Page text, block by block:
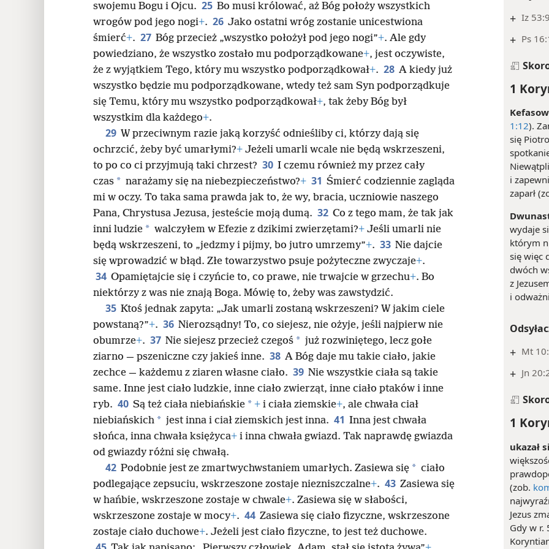
+ Iz
+ Ps
1
1:12).
się
i
zaparł
wydaje
którym
się więc
dwóch
z
i
+ Mt
+ Jn
1
ukazał
(zob.
Jezus
Gdy w r.
swojemu Bogu i Ojcu. 25 Bo musi królować, aż Bóg położy wszystkich
wrogów pod jego nogi+. 26 Jako ostatni wróg zostanie unicestwiona
śmierć+. 27 Bóg przecież „wszystko położył pod jego nogi”+. Ale gdy
powiedziano, że wszystko zostało mu podporządkowane+, jest oczywiste,
że z wyjątkiem Tego, który mu wszystko podporządkował+. 28 A kiedy już
wszystko będzie mu podporządkowane, wtedy też sam Syn podporządkuje
się Temu, który mu wszystko podporządkował+, tak żeby Bóg był
wszystkim dla każdego+.
29 W przeciwnym razie jaką korzyść odnieśliby ci, którzy dają się
ochrzcić, żeby być umarłymi?+ Jeżeli umarli wcale nie będą wskrzeszeni,
to po co ci przyjmują taki chrzest? 30 I czemu również my przez cały
czas * narażamy się na niebezpieczeństwo?+ 31 Śmierć codziennie zagląda
mi w oczy. To taka sama prawda jak to, że wy, bracia, uczniowie naszego
Pana, Chrystusa Jezusa, jesteście moją dumą. 32 Co z tego mam, że tak jak
inni ludzie * walczyłem w Efezie z dzikimi zwierzętami?+ Jeśli umarli nie
będą wskrzeszeni, to „jedzmy i pijmy, bo jutro umrzemy”+. 33 Nie dajcie
się wprowadzić w błąd. Złe towarzystwo psuje pożyteczne zwyczaje+.
34 Opamiętajcie się i czyńcie to, co prawe, nie trwajcie w grzechu+. Bo
niektórzy z was nie znają Boga. Mówię to, żeby was zawstydzić.
35 Ktoś jednak zapyta: „Jak umarli zostaną wskrzeszeni? W jakim ciele
powstaną?”+. 36 Nierozsądny! To, co siejesz, nie ożyje, jeśli najpierw nie
obumrze+. 37 Nie siejesz przecież czegoś * już rozwiniętego, lecz gołe
ziarno — pszeniczne czy jakieś inne. 38 A Bóg daje mu takie ciało, jakie
zechce — każdemu z ziaren własne ciało. 39 Nie wszystkie ciała są takie
same. Inne jest ciało ludzkie, inne ciało zwierząt, inne ciało ptaków i inne
ryb. 40 Są też ciała niebiańskie * + i ciała ziemskie+, ale chwała ciał
niebiańskich * jest inna i ciał ziemskich jest inna. 41 Inna jest chwała
słońca, inna chwała księżyca+ i inna chwała gwiazd. Tak naprawdę gwiazda
od gwiazdy różni się chwałą.
42 Podobnie jest ze zmartwychwstaniem umarłych. Zasiewa się * ciało
podlegające zepsuciu, wskrzeszone zostaje niezniszczalne+. 43 Zasiewa się
w hańbie, wskrzeszone zostaje w chwale+. Zasiewa się w słabości,
wskrzeszone zostaje w mocy+. 44 Zasiewa się ciało fizyczne, wskrzeszone
zostaje ciało duchowe+. Jeżeli jest ciało fizyczne, to jest też duchowe.